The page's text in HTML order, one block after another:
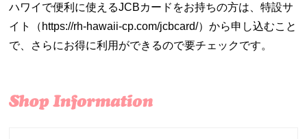
ハワイで便利に使えるJCBカードをお持ちの方は、特設サ
イト（https://rh-hawaii-cp.com/jcbcard/）から申し込むこと
で、さらにお得に利用ができるので要チェックです。